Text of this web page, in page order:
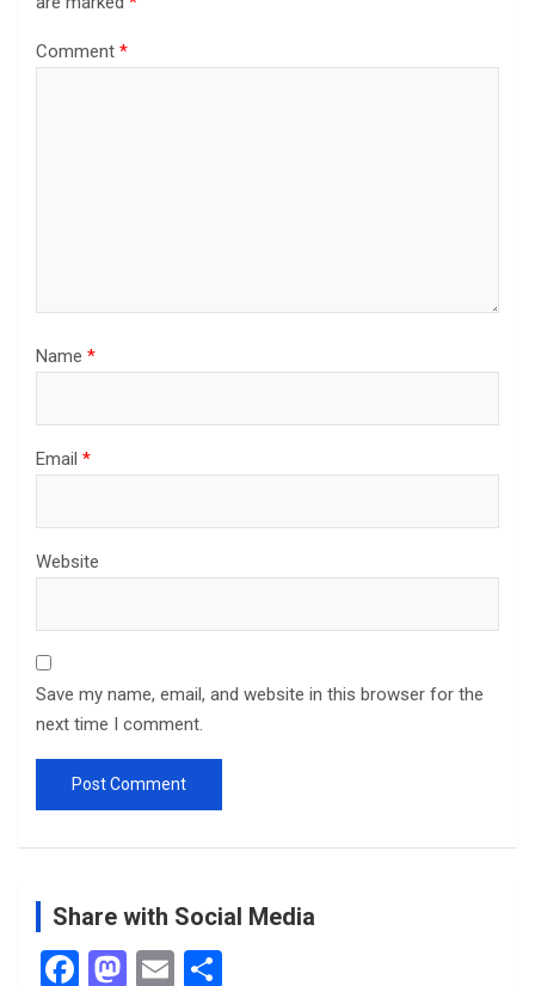
Comment *
Name *
Email *
Website
Save my name, email, and website in this browser for the
next time I comment.
Share with Social Media
F
M E